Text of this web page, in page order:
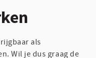
als
Wil je dus graag de